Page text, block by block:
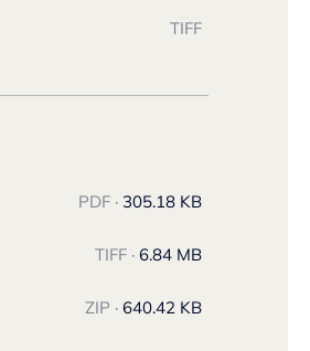
TIFF
PDF · 305.18 KB
TIFF · 6.84 MB
ZIP · 640.42 KB